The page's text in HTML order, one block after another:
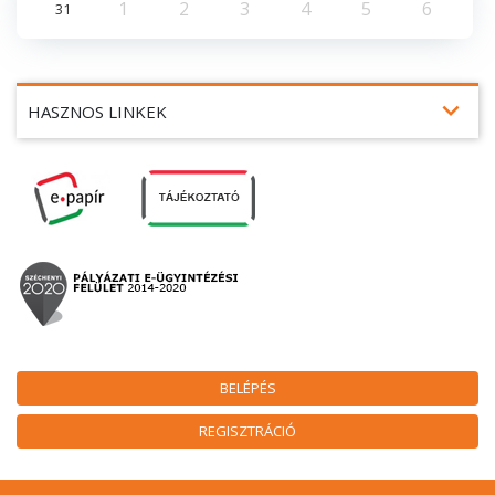
BELÉPÉS
REGISZTRÁCIÓ
HASZNOS LINKEK expand_more
31 1 2 3 4 5 6